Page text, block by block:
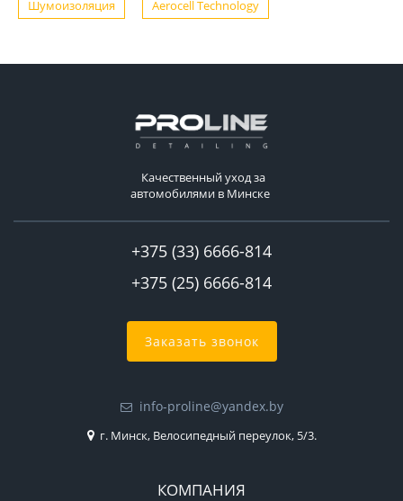
Шумоизоляция Aerocell Technology
Качественный уход за
автомобилями в Минске
+375 (33) 6666-814
+375 (25) 6666-814
Заказать звонок
info-proline@yandex.by
г. Минск, Велосипедный переулок, 5/3.
КОМПАНИЯ